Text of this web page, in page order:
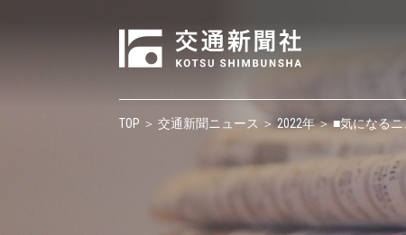
TOP ＞ 交通新聞ニュース ＞ 2022年＞ ■気になる